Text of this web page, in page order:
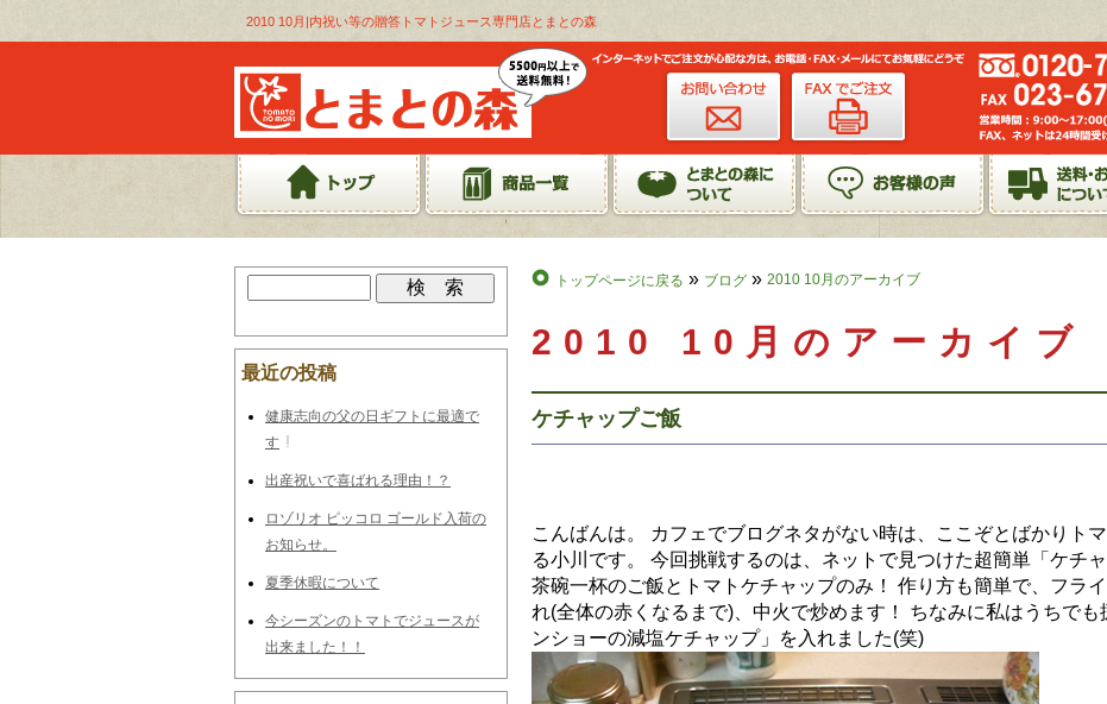
2010 10月|内祝い等の贈答トマトジュース専門店とまとの森
トップページに戻る » ブログ » 2010 10月のアーカイブ
2010 10月のアーカイブ
ケチャップご飯
こんばんは。 カフェでブログネタがない時は、ここぞとばかりト
る小川です。 今回挑戦するのは、ネットで見つけた超簡単「ケチ
茶碗一杯のご飯とトマトケチャップのみ！ 作り方も簡単で、フラ
れ(全体の赤くなるまで)、中火で炒めます！ ちなみに私はうちで
ンショーの減塩ケチャップ」を入れました(笑)
最近の投稿
健康志向の父の日ギフトに最適で
す
出産祝いで喜ばれる理由！？
ロゾリオ ピッコロ ゴールド入荷の
お知らせ。
夏季休暇について
今シーズンのトマトでジュースが
出来ました！！